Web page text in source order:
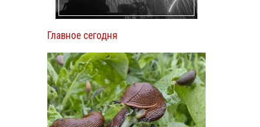
Главное сегодня